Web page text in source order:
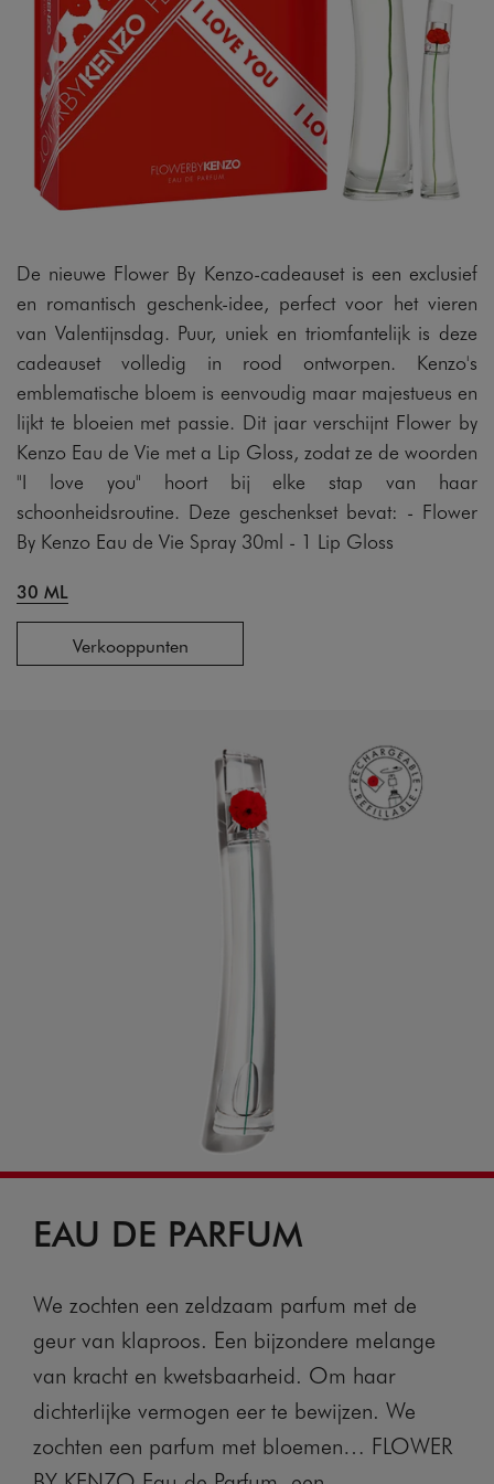
De nieuwe Flower By Kenzo-cadeauset is een exclusief
en romantisch geschenk-idee, perfect voor het vieren
van Valentijnsdag. Puur, uniek en triomfantelijk is deze
cadeauset volledig in rood ontworpen. Kenzo's
emblematische bloem is eenvoudig maar majestueus en
lijkt te bloeien met passie. Dit jaar verschijnt Flower by
Kenzo Eau de Vie met a Lip Gloss, zodat ze de woorden
"I love you" hoort bij elke stap van haar
schoonheidsroutine. Deze geschenkset bevat: - Flower
By Kenzo Eau de Vie Spray 30ml - 1 Lip Gloss
30 ML
Verkooppunten
EAU DE PARFUM
We zochten een zeldzaam parfum met de
geur van klaproos. Een bijzondere melange
van kracht en kwetsbaarheid. Om haar
dichterlijke vermogen eer te bewijzen. We
zochten een parfum met bloemen… FLOWER